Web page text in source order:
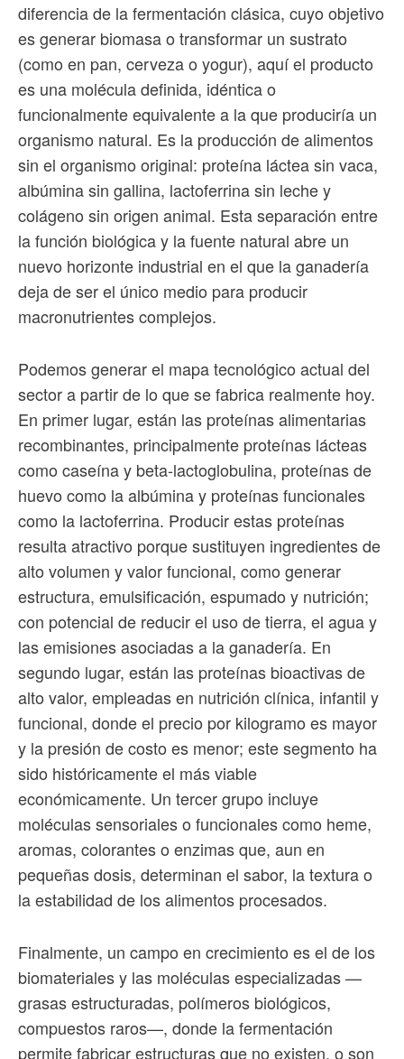
diferencia de la fermentación clásica, cuyo objetivo
es generar biomasa o transformar un sustrato
(como en pan, cerveza o yogur), aquí el producto
es una molécula definida, idéntica o
funcionalmente equivalente a la que produciría un
organismo natural. Es la producción de alimentos
sin el organismo original: proteína láctea sin vaca,
albúmina sin gallina, lactoferrina sin leche y
colágeno sin origen animal. Esta separación entre
la función biológica y la fuente natural abre un
nuevo horizonte industrial en el que la ganadería
deja de ser el único medio para producir
macronutrientes complejos.
Podemos generar el mapa tecnológico actual del
sector a partir de lo que se fabrica realmente hoy.
En primer lugar, están las proteínas alimentarias
recombinantes, principalmente proteínas lácteas
como caseína y beta-lactoglobulina, proteínas de
huevo como la albúmina y proteínas funcionales
como la lactoferrina. Producir estas proteínas
resulta atractivo porque sustituyen ingredientes de
alto volumen y valor funcional, como generar
estructura, emulsificación, espumado y nutrición;
con potencial de reducir el uso de tierra, el agua y
las emisiones asociadas a la ganadería. En
segundo lugar, están las proteínas bioactivas de
alto valor, empleadas en nutrición clínica, infantil y
funcional, donde el precio por kilogramo es mayor
y la presión de costo es menor; este segmento ha
sido históricamente el más viable
económicamente. Un tercer grupo incluye
moléculas sensoriales o funcionales como heme,
aromas, colorantes o enzimas que, aun en
pequeñas dosis, determinan el sabor, la textura o
la estabilidad de los alimentos procesados.
Finalmente, un campo en crecimiento es el de los
biomateriales y las moléculas especializadas —
grasas estructuradas, polímeros biológicos,
compuestos raros—, donde la fermentación
permite fabricar estructuras que no existen, o son